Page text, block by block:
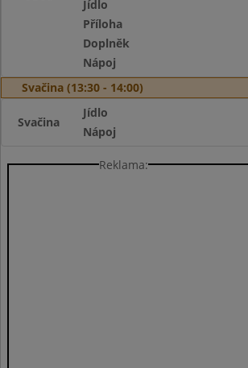
Jídlo
Příloha
Doplněk
Nápoj
Svačina (13:30 - 14:00)
Svačina
Jídlo
Nápoj
Reklama: